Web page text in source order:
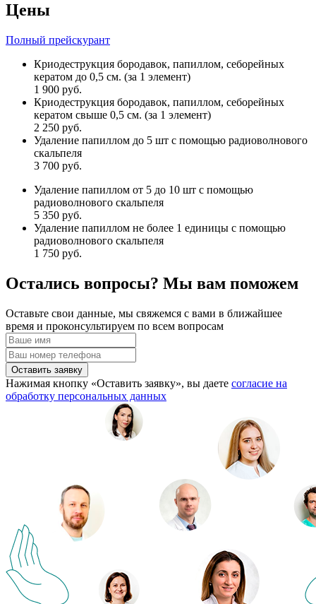
Цены
Полный прейскурант
Криодеструкция бородавок, папиллом, себорейных
кератом до 0,5 см. (за 1 элемент)
1 900 руб.
Криодеструкция бородавок, папиллом, себорейных
кератом свыше 0,5 см. (за 1 элемент)
2 250 руб.
Удаление папиллом до 5 шт с помощью радиоволнового
скальпеля
3 700 руб.
Удаление папиллом от 5 до 10 шт с помощью
радиоволнового скальпеля
5 350 руб.
Удаление папиллом не более 1 единицы с помощью
радиоволнового скальпеля
1 750 руб.
Остались вопросы? Мы вам поможем
Оставьте свои данные, мы свяжемся с вами в ближайшее
время и проконсультируем по всем вопросам
Оставить заявку
Нажимая кнопку «Оставить заявку», вы даете согласие на
обработку персональных данных